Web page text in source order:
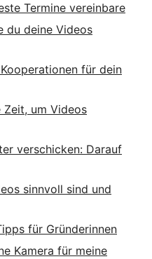
Termine vereinbare
du deine Videos
für dein
Zeit, um Videos
verschicken: Darauf
sinnvoll sind und
für Gründerinnen
Kamera für meine